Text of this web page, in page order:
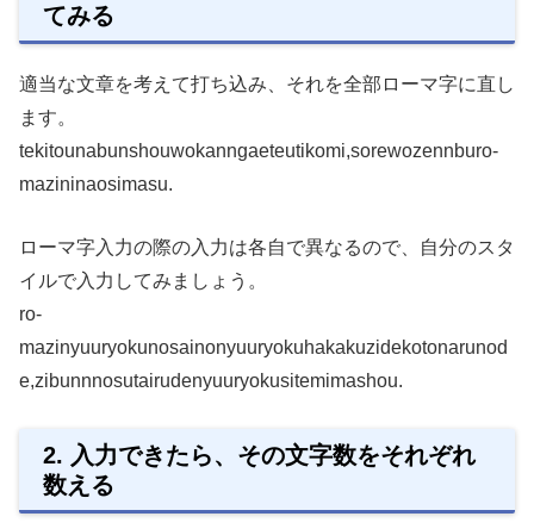
てみる
適当な文章を考えて打ち込み、それを全部ローマ字に直し
ます。
tekitounabunshouwokanngaeteutikomi,sorewozennburo-
mazininaosimasu.
ローマ字入力の際の入力は各自で異なるので、自分のスタ
イルで入力してみましょう。
ro-
mazinyuuryokunosainonyuuryokuhakakuzidekotonarunod
e,zibunnnosutairudenyuuryokusitemimashou.
2. 入力できたら、その文字数をそれぞれ
数える